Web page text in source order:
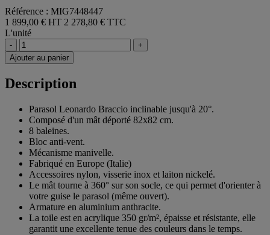
Référence : MIG7448447
1 899,00 € HT 2 278,80 € TTC
L'unité
-
+
Ajouter au panier
Description
Parasol Leonardo Braccio inclinable jusqu'à 20°.
Composé d'un mât déporté 82x82 cm.
8 baleines.
Bloc anti-vent.
Mécanisme manivelle.
Fabriqué en Europe (Italie)
Accessoires nylon, visserie inox et laiton nickelé.
Le mât tourne à 360° sur son socle, ce qui permet d'orienter à
votre guise le parasol (même ouvert).
Armature en aluminium anthracite.
La toile est en acrylique 350 gr/m², épaisse et résistante, elle
garantit une excellente tenue des couleurs dans le temps.